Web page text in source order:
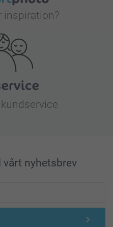
inspiration?
vårt nyhetsbrev